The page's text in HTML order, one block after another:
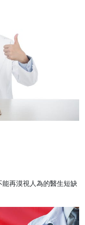
再漠視人為的醫生短缺